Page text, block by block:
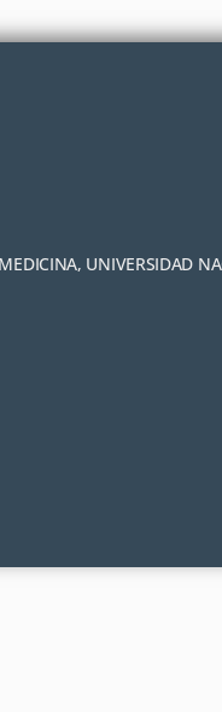
UNIVERSIDAD